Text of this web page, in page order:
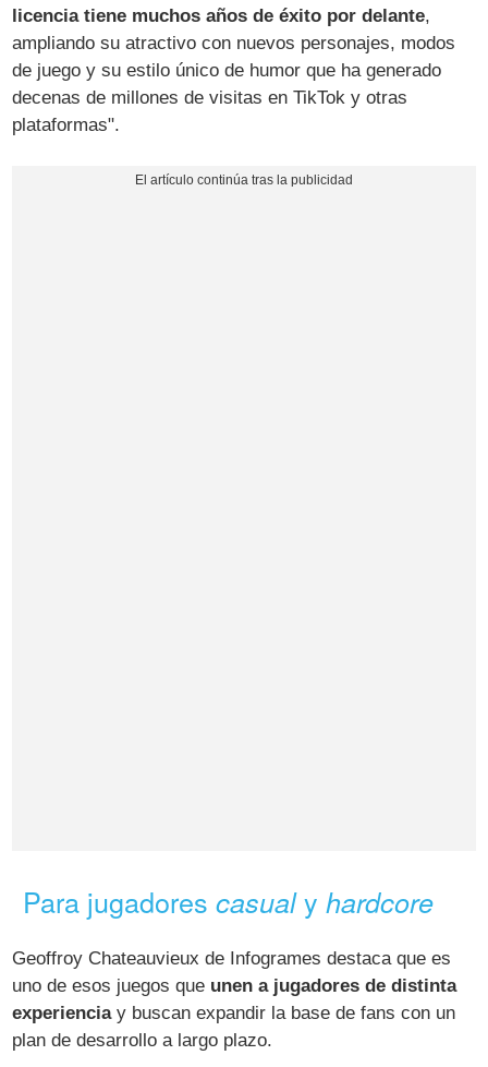
licencia tiene muchos años de éxito por delante,
ampliando su atractivo con nuevos personajes, modos
de juego y su estilo único de humor que ha generado
decenas de millones de visitas en TikTok y otras
plataformas".
Para jugadorescasualyhardcore
Geoffroy Chateauvieux de Infogrames destaca que es
uno de esos juegos que unen a jugadores de distinta
experienciay buscan expandir la base de fans con un
plan de desarrollo a largo plazo.